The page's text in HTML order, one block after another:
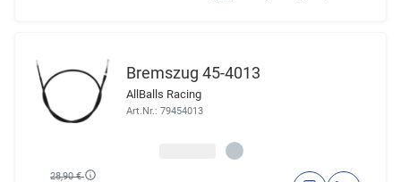
Bremszug 45-4013
AllBalls Racing
Art.Nr.: 79454013
28,90 €